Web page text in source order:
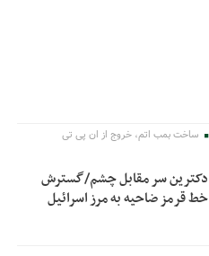
ساخت بمب اتم، خروج از ان پی تی
دکترین سر مقابل چشم/گسترش
خط قرمز ضاحیه به مرز اسرائیل